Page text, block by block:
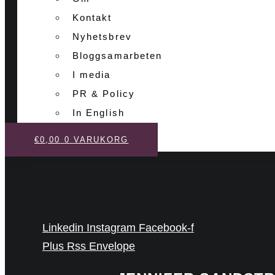
Kontakt
Nyhetsbrev
Bloggsamarbeten
I media
PR & Policy
In English
€0,00 0 VARUKORG
Linkedin Instagram Facebook-f
Plus Rss Envelope